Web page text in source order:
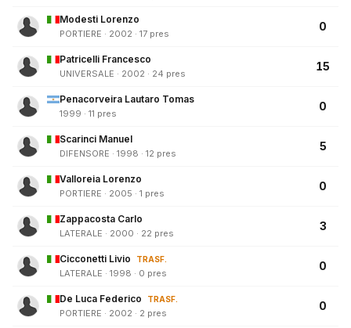
Modesti Lorenzo
PORTIERE · 2002 · 17 pres
0
Patricelli Francesco
UNIVERSALE · 2002 · 24 pres
15
Penacorveira Lautaro Tomas
1999 · 11 pres
0
Scarinci Manuel
DIFENSORE · 1998 · 12 pres
5
Valloreia Lorenzo
PORTIERE · 2005 · 1 pres
0
Zappacosta Carlo
LATERALE · 2000 · 22 pres
3
Cicconetti Livio TRASF.
LATERALE · 1998 · 0 pres
0
De Luca Federico TRASF.
PORTIERE · 2002 · 2 pres
0